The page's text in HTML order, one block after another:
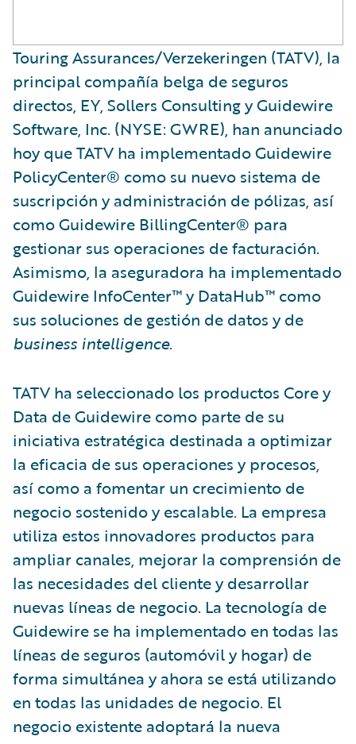
Touring Assurances/Verzekeringen (TATV), la
principal compañía belga de seguros
directos, EY, Sollers Consulting y Guidewire
Software, Inc. (NYSE: GWRE), han anunciado
hoy que TATV ha implementado Guidewire
PolicyCenter® como su nuevo sistema de
suscripción y administración de pólizas, así
como Guidewire BillingCenter® para
gestionar sus operaciones de facturación.
Asimismo, la aseguradora ha implementado
Guidewire InfoCenter™ y DataHub™ como
sus soluciones de gestión de datos y de
business intelligence.
TATV ha seleccionado los productos Core y
Data de Guidewire como parte de su
iniciativa estratégica destinada a optimizar
la eficacia de sus operaciones y procesos,
así como a fomentar un crecimiento de
negocio sostenido y escalable. La empresa
utiliza estos innovadores productos para
ampliar canales, mejorar la comprensión de
las necesidades del cliente y desarrollar
nuevas líneas de negocio. La tecnología de
Guidewire se ha implementado en todas las
líneas de seguros (automóvil y hogar) de
forma simultánea y ahora se está utilizando
en todas las unidades de negocio. El
negocio existente adoptará la nueva